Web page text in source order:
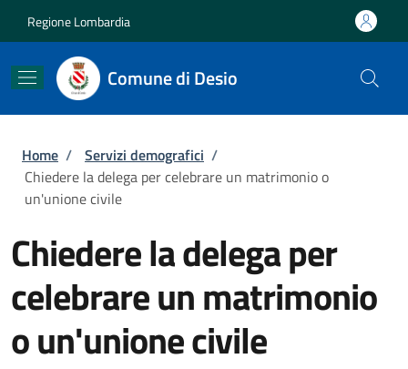
Regione Lombardia
Comune di Desio
Briciole di pane
Home / Servizi demografici /
Chiedere la delega per celebrare un matrimonio o
un'unione civile
Chiedere la delega per
celebrare un matrimonio
o un'unione civile